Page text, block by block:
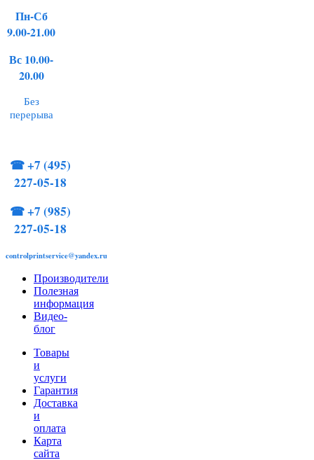
Пн-Сб
9.00-21.00
Вс 10.00-
20.00
Без
перерыва
☎+7 (495)
227-05-18
☎+7 (985)
227-05-18
controlprintservice@yandex.ru
Производители
Полезная
информация
Видео-
блог
Товары
и
услуги
Гарантия
Доставка
и
оплата
Карта
сайта